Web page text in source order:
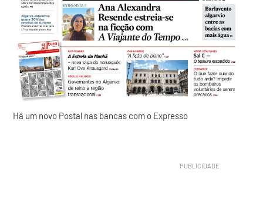
Há um novo Postal nas bancas com o Expresso